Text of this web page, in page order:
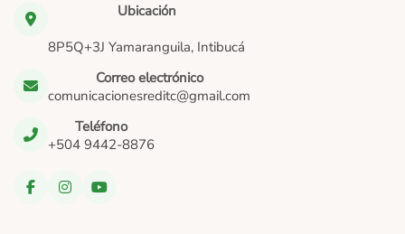
Ubicación
8P5Q+3J Yamaranguila, Intibucá
Correo electrónico
comunicacionesreditc@gmail.com
Teléfono
+504 9442-8876